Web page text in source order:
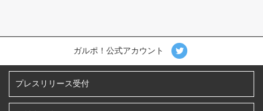
ガルポ！公式アカウント
プレスリリース受付